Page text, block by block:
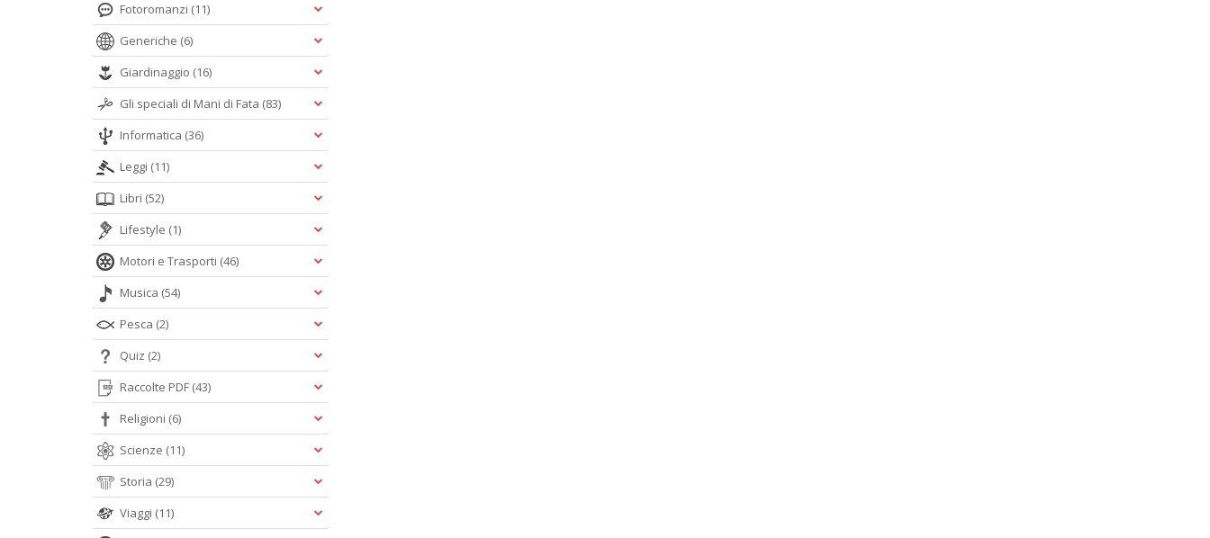
Fotoromanzi (11)
Generiche (6)
Giardinaggio (16)
Gli speciali di Mani di Fata (83)
Informatica (36)
Leggi (11)
Libri (52)
Lifestyle (1)
Motori e Trasporti (46)
Musica (54)
Pesca (2)
Quiz (2)
Raccolte PDF (43)
Religioni (6)
Scienze (11)
Storia (29)
Viaggi (11)